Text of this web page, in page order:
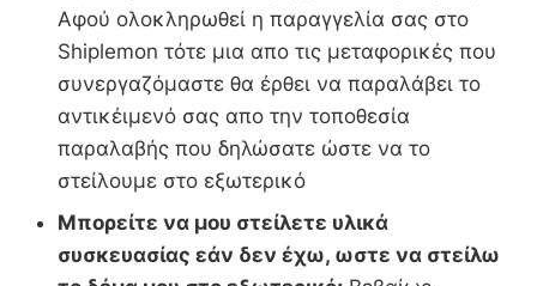
Αφού ολοκληρωθεί η παραγγελία σας στο
Shiplemon τότε μια απο τις μεταφορικές που
συνεργαζόμαστε θα έρθει να παραλάβει το
αντικέιμενό σας απο την τοποθεσία
παραλαβής που δηλώσατε ώστε να το
στείλουμε στο εξωτερικό
Μπορείτε να μου στείλετε υλικά
συσκευασίας εάν δεν έχω, ωστε να στείλω